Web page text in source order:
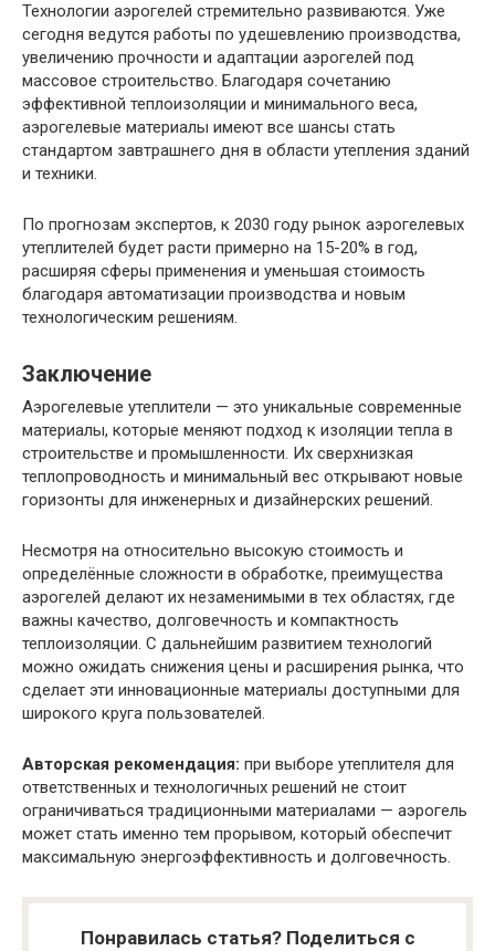
Технологии аэрогелей стремительно развиваются. Уже
сегодня ведутся работы по удешевлению производства,
увеличению прочности и адаптации аэрогелей под
массовое строительство. Благодаря сочетанию
эффективной теплоизоляции и минимального веса,
аэрогелевые материалы имеют все шансы стать
стандартом завтрашнего дня в области утепления зданий
и техники.
По прогнозам экспертов, к 2030 году рынок аэрогелевых
утеплителей будет расти примерно на 15-20% в год,
расширяя сферы применения и уменьшая стоимость
благодаря автоматизации производства и новым
технологическим решениям.
Заключение
Аэрогелевые утеплители — это уникальные современные
материалы, которые меняют подход к изоляции тепла в
строительстве и промышленности. Их сверхнизкая
теплопроводность и минимальный вес открывают новые
горизонты для инженерных и дизайнерских решений.
Несмотря на относительно высокую стоимость и
определённые сложности в обработке, преимущества
аэрогелей делают их незаменимыми в тех областях, где
важны качество, долговечность и компактность
теплоизоляции. С дальнейшим развитием технологий
можно ожидать снижения цены и расширения рынка, что
сделает эти инновационные материалы доступными для
широкого круга пользователей.
Авторская рекомендация: при выборе утеплителя для
ответственных и технологичных решений не стоит
ограничиваться традиционными материалами — аэрогель
может стать именно тем прорывом, который обеспечит
максимальную энергоэффективность и долговечность.
Понравилась статья? Поделиться с